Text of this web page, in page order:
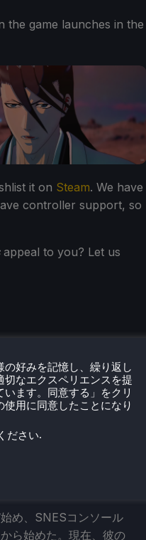
game launches in the
it on Steam. We have
controller support, so
appeal to you? Let us
ックしてみてください！
います。ニュース 、 ヒント
ゆる情報をお届けします。
め、SNESコンソール
ら始めた。現在、彼の
好みを記憶し、繰り返し
なエクスペリエンスを提
ます。同意する」をクリ
用に同意したことになり
ださい.